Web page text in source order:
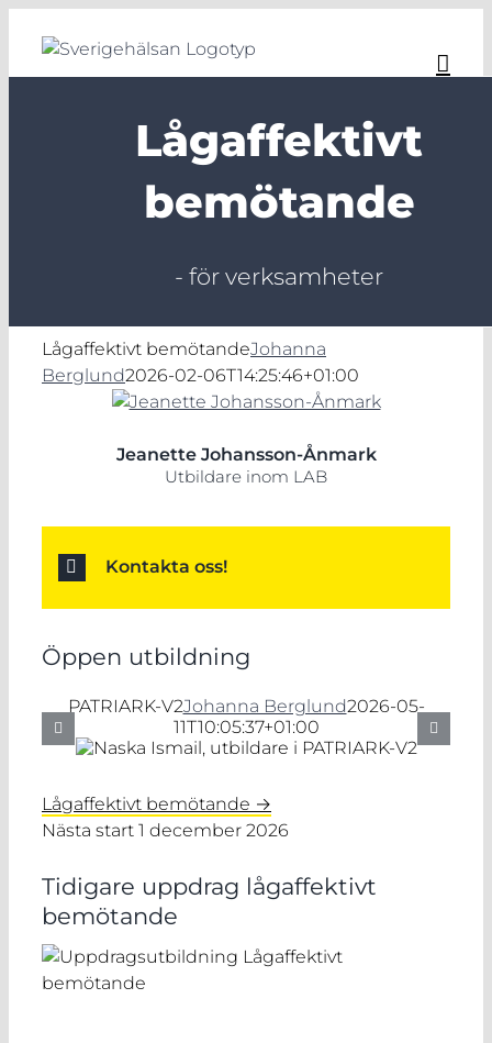
innehållet
Lågaffektivt
bemötande
- för verksamheter
Lågaffektivt bemötandeJohanna
Berglund2026-02-06T14:25:46+01:00
Jeanette Johansson-Ånmark
Utbildare inom LAB
Kontakta oss!
Öppen utbildning
PATRIARK-V2Johanna Berglund2026-05-
11T10:05:37+01:00
Lågaffektivt bemötande →
Nästa start 1 december 2026
Tidigare uppdrag lågaffektivt
bemötande